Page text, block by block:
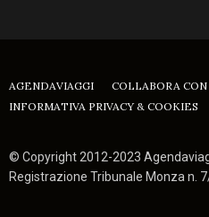
AGENDAVIAGGI
COLLABORA
INFORMATIVA PRIVACY & COOKIES
© Copyright 2012-2023
Registrazione Tribunale Monza n.